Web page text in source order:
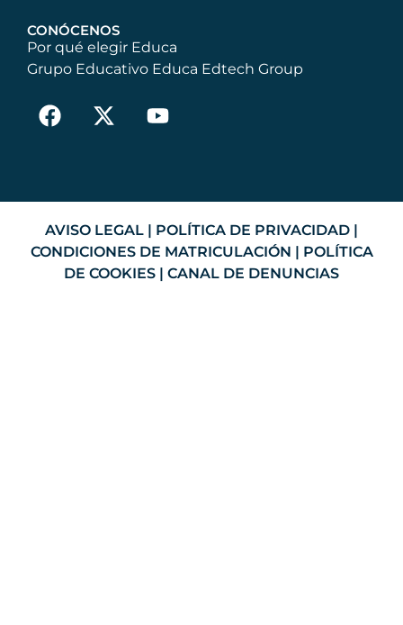
CONÓCENOS
Por qué elegir Educa
Grupo Educativo Educa Edtech Group
AVISO LEGAL | POLÍTICA DE PRIVACIDAD |
CONDICIONES DE MATRICULACIÓN | POLÍTICA
DE COOKIES | CANAL DE DENUNCIAS